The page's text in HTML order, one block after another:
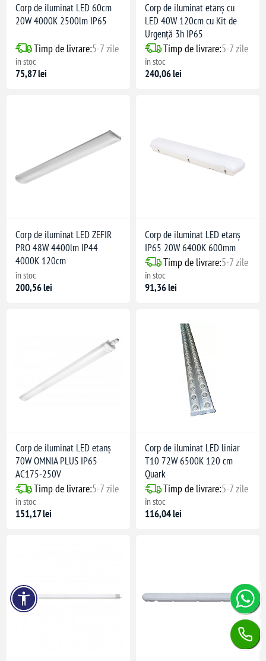
Corp de iluminat LED 60cm
20W 4000K 2500lm IP65
Timp de livrare:5-7 zile
în stoc
75,87 lei
Corp de iluminat etanș cu
LED 40W 120cm cu Kit de
Urgență 3h IP65
Timp de livrare:5-7 zile
în stoc
240,06 lei
Corp de iluminat LED ZEFIR
PRO 48W 4400lm IP44
4000K 120cm
în stoc
200,56 lei
Corp de iluminat LED etanș
IP65 20W 6400K 600mm
Timp de livrare:5-7 zile
în stoc
91,36 lei
Corp de iluminat LED etanș
70W OMNIA PLUS IP65
AC175-250V
Timp de livrare:5-7 zile
în stoc
151,17 lei
Corp de iluminat LED liniar
T10 72W 6500K 120 cm
Quark
Timp de livrare:5-7 zile
în stoc
116,04 lei